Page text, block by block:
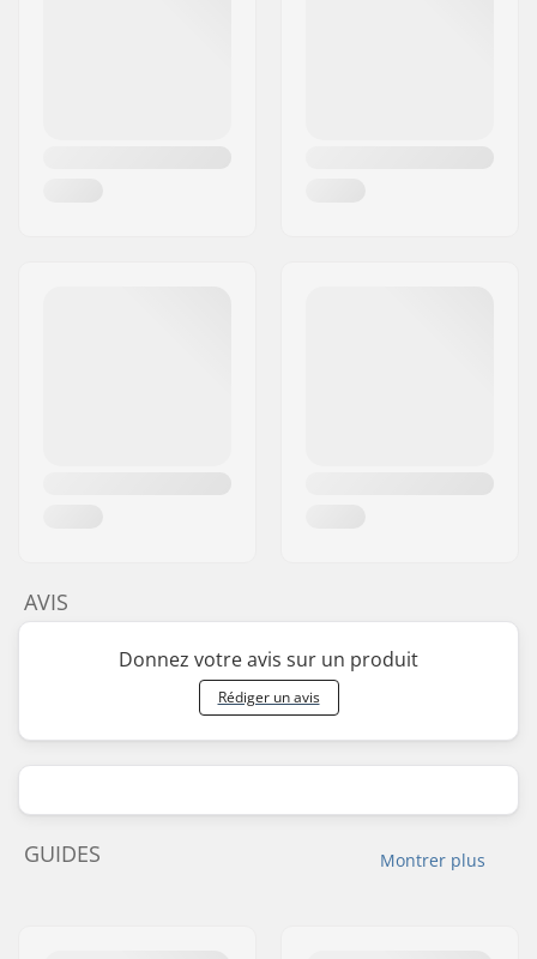
AVIS
Donnez votre avis sur un produit
Rédiger un avis
Montrer plus
GUIDES